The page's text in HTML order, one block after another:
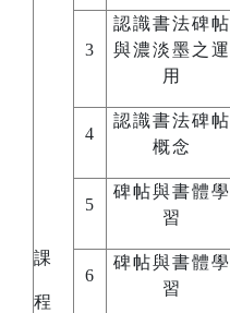
課
程
3
認識書法碑帖
與濃淡墨之運
用
4
認識書法碑帖
概念
5
碑帖與書體學
習
6
碑帖與書體學
習